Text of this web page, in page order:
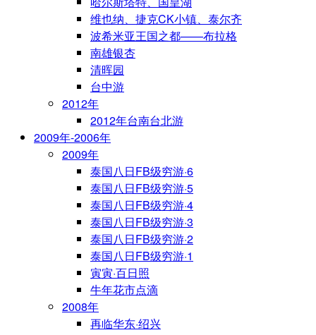
维也纳、捷克CK小镇、泰尔齐
波希米亚王国之都——布拉格
南雄银杏
清晖园
台中游
2012年
2012年台南台北游
2009年-2006年
2009年
泰国八日FB级穷游·6
泰国八日FB级穷游·5
泰国八日FB级穷游·4
泰国八日FB级穷游·3
泰国八日FB级穷游·2
泰国八日FB级穷游·1
寅寅·百日照
牛年花市点滴
2008年
再临华东·绍兴